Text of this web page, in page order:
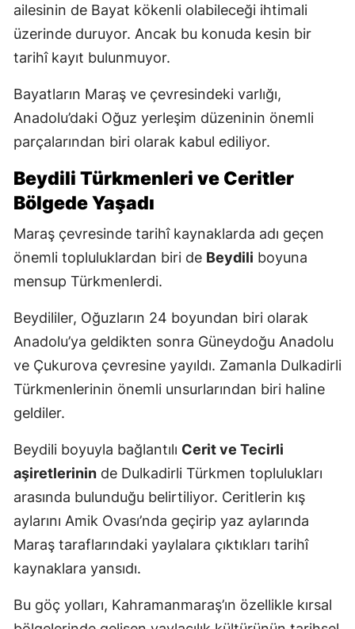
ailesinin de Bayat kökenli olabileceği ihtimali
üzerinde duruyor. Ancak bu konuda kesin bir
tarihî kayıt bulunmuyor.
Bayatların Maraş ve çevresindeki varlığı,
Anadolu’daki Oğuz yerleşim düzeninin önemli
parçalarından biri olarak kabul ediliyor.
Beydili Türkmenleri ve Ceritler
Bölgede Yaşadı
Maraş çevresinde tarihî kaynaklarda adı geçen
önemli topluluklardan biri de Beydili boyuna
mensup Türkmenlerdi.
Beydililer, Oğuzların 24 boyundan biri olarak
Anadolu’ya geldikten sonra Güneydoğu Anadolu
ve Çukurova çevresine yayıldı. Zamanla Dulkadirli
Türkmenlerinin önemli unsurlarından biri haline
geldiler.
Beydili boyuyla bağlantılı Cerit ve Tecirli
aşiretlerinin de Dulkadirli Türkmen toplulukları
arasında bulunduğu belirtiliyor. Ceritlerin kış
aylarını Amik Ovası’nda geçirip yaz aylarında
Maraş taraflarındaki yaylalara çıktıkları tarihî
kaynaklara yansıdı.
Bu göç yolları, Kahramanmaraş’ın özellikle kırsal